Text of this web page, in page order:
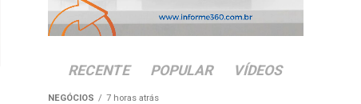
RECENTE POPULAR VÍDEOS
NEGÓCIOS 7 horas atrás